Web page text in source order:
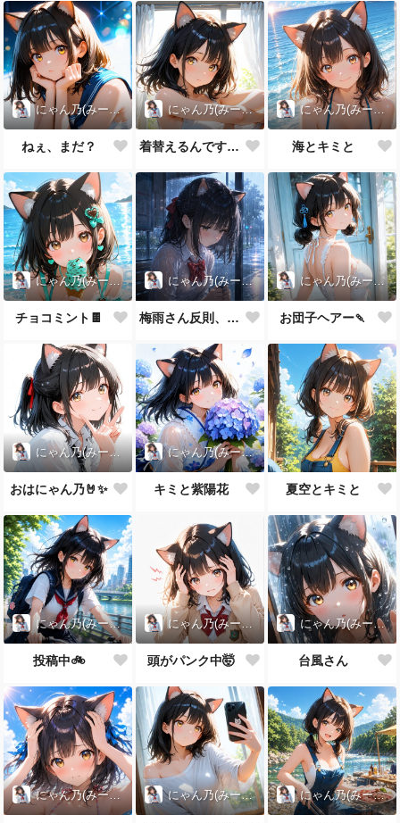
にゃん乃(みー娘)
ねぇ、まだ？
にゃん乃(みー娘)
着替えるんですけど💨
にゃん乃(みー娘)
海とキミと
にゃん乃(みー娘)
チョコミント🍫
にゃん乃(みー娘)
梅雨さん反則、、、
にゃん乃(みー娘)
お団子ヘアー🍡
にゃん乃(みー娘)
おはにゃん乃🤘✨
にゃん乃(みー娘)
キミと紫陽花 夏空とキミと
にゃん乃(みー娘)
投稿中🚲️
にゃん乃(みー娘)
頭がパンク中🤯
にゃん乃(みー娘)
台風さん
にゃん乃(みー娘) にゃん乃(みー娘) にゃん乃(みー娘)